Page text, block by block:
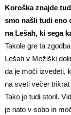
Koroška znajde
smo našli tudi eno
na Lešah, ki sega
Takole gre ta
Lešah v Mežiški
da je moči izvedeti,
na sveti večer
Tako je tudi storil.
je nato v sobo in